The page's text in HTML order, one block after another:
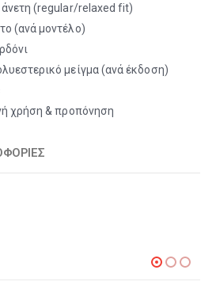
(regular/relaxed fit)
(ανά μοντέλο)
μείγμα (ανά έκδοση)
χρήση & προπόνηση